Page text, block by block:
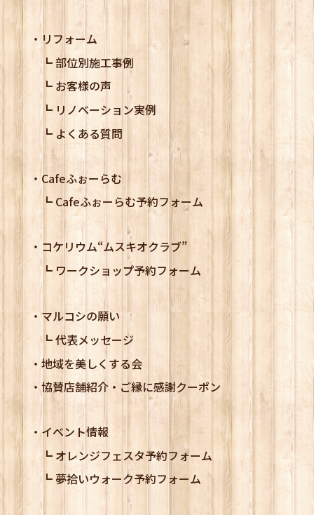
リフォーム
部位別施工事例
お客様の声
リノベーション実例
よくある質問
Cafeふぉーらむ
Cafeふぉーらむ予約フォーム
コケリウム“ムスキオクラブ”
ワークショップ予約フォーム
マルコシの願い
代表メッセージ
地域を美しくする会
協賛店舗紹介・ご縁に感謝クーポン
イベント情報
オレンジフェスタ予約フォーム
夢拾いウォーク予約フォーム